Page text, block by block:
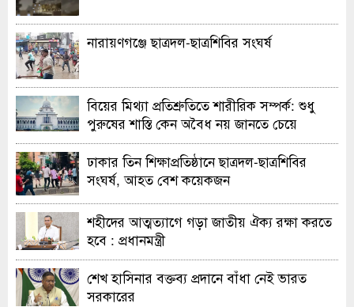
নারায়ণগঞ্জে ছাত্রদল-ছাত্রশিবির সংঘর্ষ
বিয়ের মিথ্যা প্রতিশ্রুতিতে শারীরিক সম্পর্ক: শুধু
পুরুষের শাস্তি কেন অবৈধ নয় জানতে চেয়ে
হাইকোর্টের রুল
ঢাকার তিন শিক্ষাপ্রতিষ্ঠানে ছাত্রদল-ছাত্রশিবির
সংঘর্ষ, আহত বেশ কয়েকজন
শহীদের আত্মত্যাগে গড়া জাতীয় ঐক্য রক্ষা করতে
হবে : প্রধানমন্ত্রী
শেখ হাসিনার বক্তব্য প্রদানে বাঁধা নেই ভারত
সরকারের